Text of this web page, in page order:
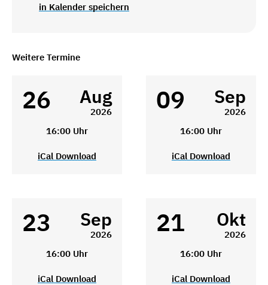
in Kalender speichern
Weitere Termine
26 Aug
2026
16:00 Uhr
iCal Download
09 Sep
2026
16:00 Uhr
iCal Download
23 Sep
2026
16:00 Uhr
iCal Download
21 Okt
2026
16:00 Uhr
iCal Download